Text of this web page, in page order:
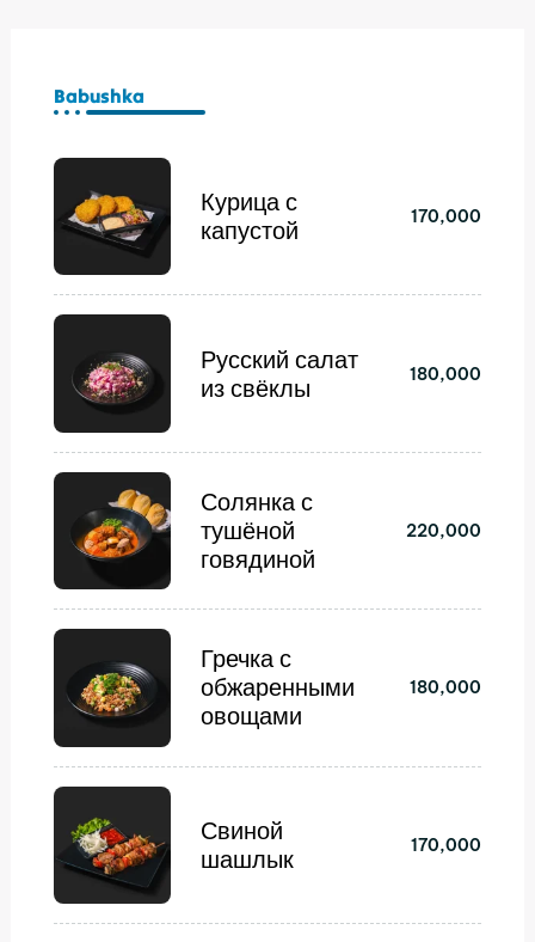
Babushka
Курица с
капустой
170,000
Русский салат
из свёклы
180,000
Солянка с
тушёной
говядиной
220,000
Гречка с
обжаренными
овощами
180,000
Свиной
шашлык
170,000